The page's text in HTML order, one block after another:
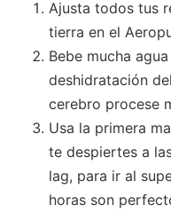
Ajusta todos tus
tierra en el
Bebe mucha
deshidratación
cerebro procese
Usa la primera
te despiertes a
lag, para ir al
horas son